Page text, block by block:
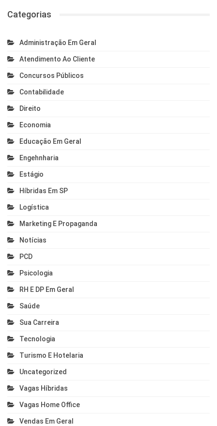
Categorias
Administração Em Geral
Atendimento Ao Cliente
Concursos Públicos
Contabilidade
Direito
Economia
Educação Em Geral
Engehnharia
Estágio
Híbridas Em SP
Logística
Marketing E Propaganda
Notícias
PCD
Psicologia
RH E DP Em Geral
Saúde
Sua Carreira
Tecnologia
Turismo E Hotelaria
Uncategorized
Vagas Híbridas
Vagas Home Office
Vendas Em Geral